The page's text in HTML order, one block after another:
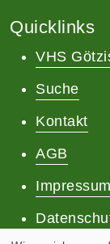
Quicklinks
VHS
Suche
Kontakt
AGB
Impressum